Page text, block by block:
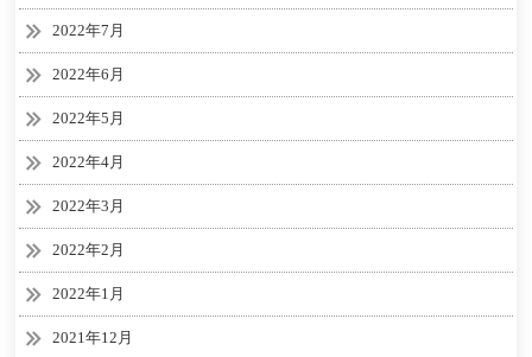
2022年7月
2022年6月
2022年5月
2022年4月
2022年3月
2022年2月
2022年1月
2021年12月